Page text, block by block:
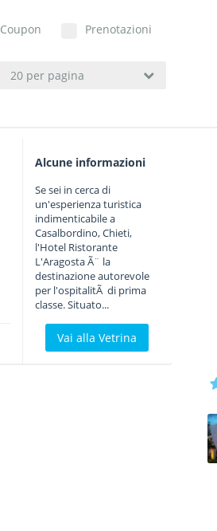
Coupon Prenotazioni
20 per pagina
Alcune informazioni
Se sei in cerca di
un'esperienza turistica
indimenticabile a
Casalbordino, Chieti,
l'Hotel Ristorante
L'Aragosta Ã¨ la
destinazione autorevole
per l'ospitalitÃ di prima
classe. Situato...
Vai alla Vetrina